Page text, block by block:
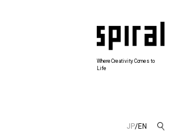
JP/EN
Where Creativity Comes to
Life